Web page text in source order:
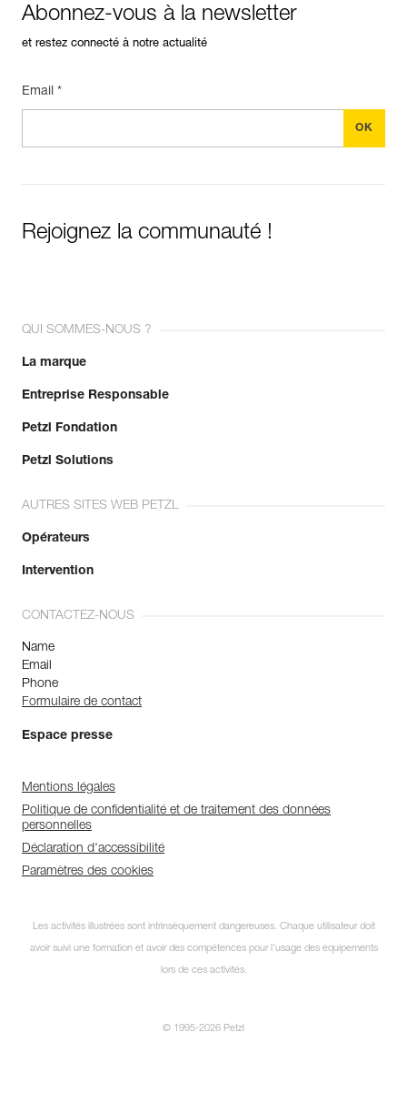
Abonnez-vous à la newsletter
et restez connecté à notre actualité
Email *
Rejoignez la communauté !
QUI SOMMES-NOUS ?
La marque
Entreprise Responsable
Petzl Fondation
Petzl Solutions
AUTRES SITES WEB PETZL
Opérateurs
Intervention
CONTACTEZ-NOUS
Name
Email
Phone
Formulaire de contact
Espace presse
Mentions légales
Politique de confidentialité et de traitement des données
personnelles
Déclaration d'accessibilité
Paramètres des cookies
Les activités illustrées sont intrinsèquement dangereuses. Chaque utilisateur doit
avoir suivi une formation et avoir des compétences pour l’usage des équipements
lors de ces activités.
© 1995-2026 Petzl